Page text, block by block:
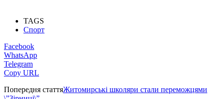
TAGS
Спорт
Facebook
WhatsApp
Telegram
Copy URL
Попередня статтяЖитомирські школяри стали переможцями